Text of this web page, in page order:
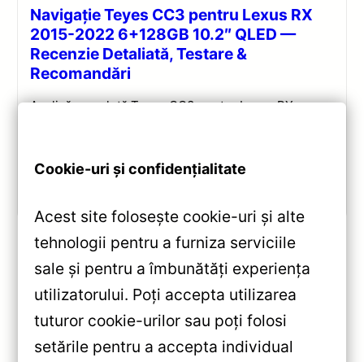
Navigație Teyes CC3 pentru Lexus RX
2015-2022 6+128GB 10.2″ QLED —
Recenzie Detaliată, Testare &
Recomandări
Analiză completă Teyes CC3 pentru Lexus RX:
«Navigație Auto MOSS M2
pentru Chevrolet Spark M300
2009-2016 – Android 10,
Cookie-uri și confidențialitate
Acest site folosește cookie-uri și alte
tehnologii pentru a furniza serviciile
sale și pentru a îmbunătăți experiența
utilizatorului. Poți accepta utilizarea
tuturor cookie-urilor sau poți folosi
setările pentru a accepta individual